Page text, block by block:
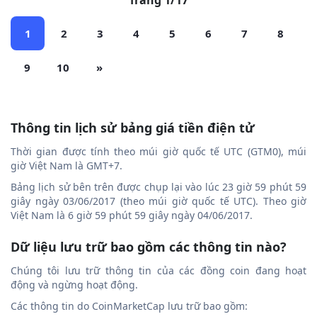
1 2 3 4 5 6 7 8
9 10 »
Thông tin lịch sử bảng giá tiền điện tử
Thời gian được tính theo múi giờ quốc tế UTC (GTM0), múi
giờ Việt Nam là GMT+7.
Bảng lịch sử bên trên được chụp lại vào lúc 23 giờ 59 phút 59
giây ngày 03/06/2017 (theo múi giờ quốc tế UTC). Theo giờ
Việt Nam là 6 giờ 59 phút 59 giây ngày 04/06/2017.
Dữ liệu lưu trữ bao gồm các thông tin nào?
Chúng tôi lưu trữ thông tin của các đồng coin đang hoạt
động và ngừng hoạt động.
Các thông tin do CoinMarketCap lưu trữ bao gồm: